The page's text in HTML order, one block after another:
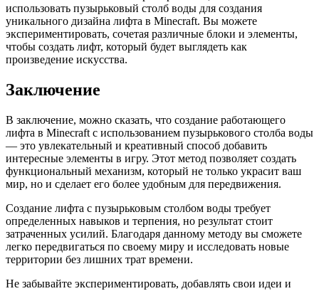
использовать пузырьковый столб воды для создания
уникального дизайна лифта в Minecraft. Вы можете
экспериментировать, сочетая различные блоки и элементы,
чтобы создать лифт, который будет выглядеть как
произведение искусства.
Заключение
В заключение, можно сказать, что создание работающего
лифта в Minecraft с использованием пузырькового столба воды
— это увлекательный и креативный способ добавить
интересные элементы в игру. Этот метод позволяет создать
функциональный механизм, который не только украсит ваш
мир, но и сделает его более удобным для передвижения.
Создание лифта с пузырьковым столбом воды требует
определенных навыков и терпения, но результат стоит
затраченных усилий. Благодаря данному методу вы сможете
легко передвигаться по своему миру и исследовать новые
территории без лишних трат времени.
Не забывайте экспериментировать, добавлять свои идеи и